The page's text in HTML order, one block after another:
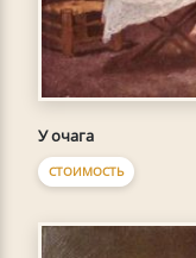
У очага
СТОИМОСТЬ